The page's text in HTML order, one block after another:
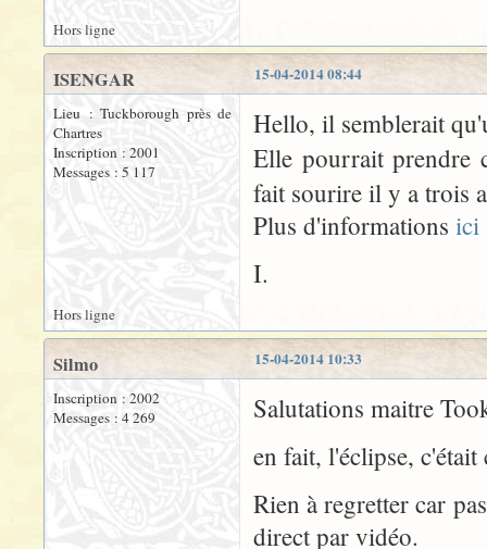
Hors ligne
15-04-2014 08:44
ISENGAR
Lieu : Tuckborough près de
Chartres
Inscription : 2001
Messages : 5 117
Hello, il semblerait
Elle pourrait prendre
fait sourire il y a trois
Plus d'informations ici
I.
Hors ligne
15-04-2014 10:33
Silmo
Inscription : 2002
Messages : 4 269
Salutations maitre
en fait, l'éclipse,
Rien à regretter car
direct par vidéo.